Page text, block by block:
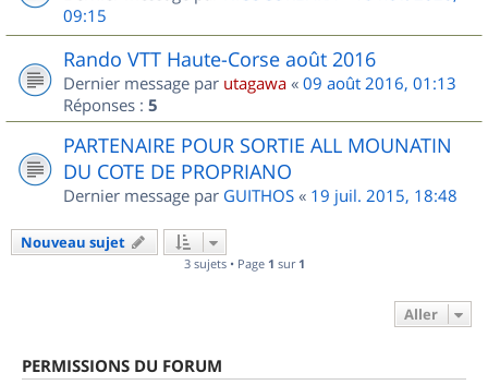
09:15
Rando VTT Haute-Corse août 2016
Dernier message par utagawa « 09 août 2016, 01:13
Réponses : 5
PARTENAIRE POUR SORTIE ALL MOUNATIN
DU COTE DE PROPRIANO
Dernier message par GUITHOS « 19 juil. 2015, 18:48
Nouveau sujet
3 sujets • Page 1 sur 1
Aller
PERMISSIONS DU FORUM